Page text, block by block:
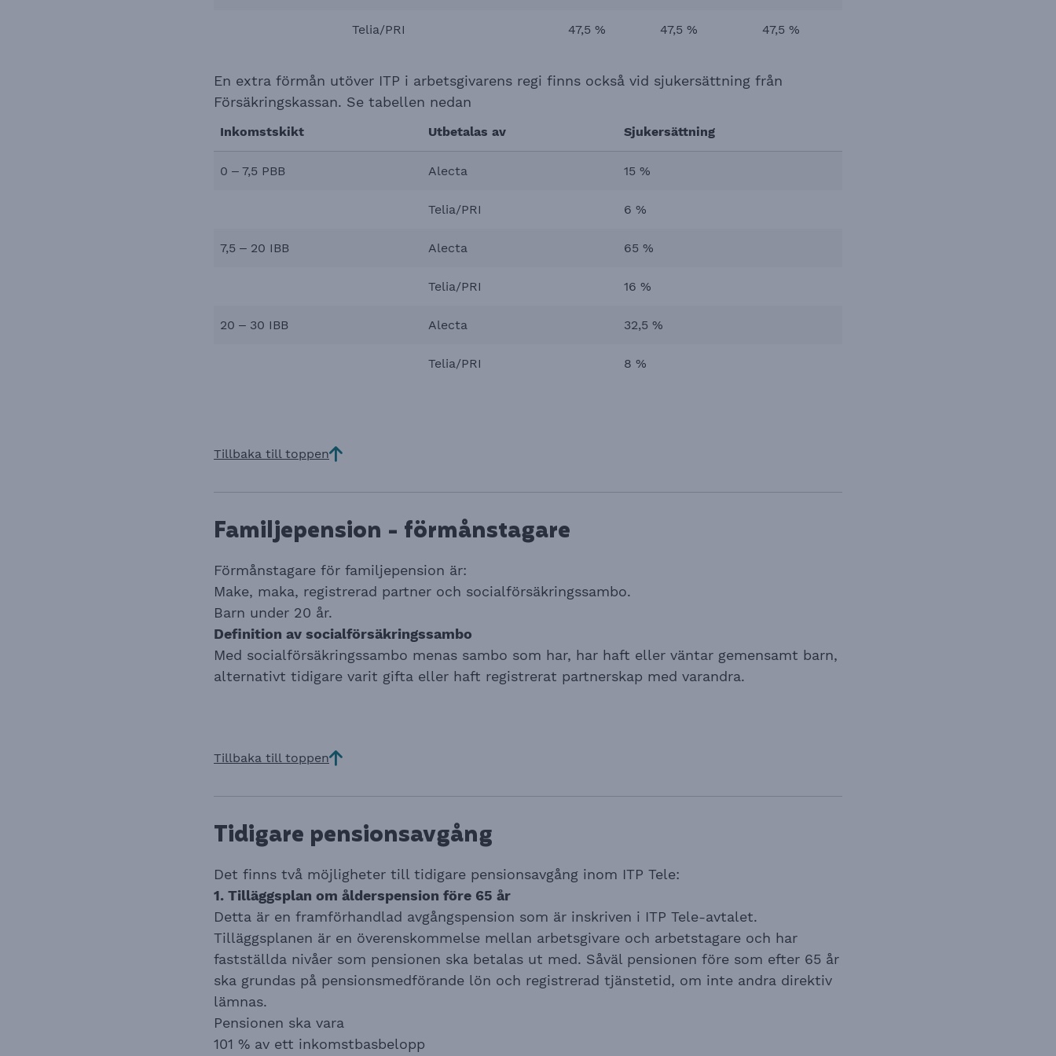
Telia/PRI 47,5 % 47,5 % 47,5 %
En extra förmån utöver ITP i arbetsgivarens regi finns också vid sjukersättning från
Försäkringskassan. Se tabellen nedan
Inkomstskikt Utbetalas av Sjukersättning
0 – 7,5 PBB Alecta 15 %
Telia/PRI 6 %
7,5 – 20 IBB Alecta 65 %
Telia/PRI 16 %
20 – 30 IBB Alecta 32,5 %
Telia/PRI 8 %
Tillbaka till toppen
Familjepension - förmånstagare
Förmånstagare för familjepension är:
Make, maka, registrerad partner och socialförsäkringssambo.
Barn under 20 år.
Definition av socialförsäkringssambo
Med socialförsäkringssambo menas sambo som har, har haft eller väntar gemensamt barn,
alternativt tidigare varit gifta eller haft registrerat partnerskap med varandra.
Tillbaka till toppen
Tidigare pensionsavgång
Det finns två möjligheter till tidigare pensionsavgång inom ITP Tele:
1. Tilläggsplan om ålderspension före 65 år
Detta är en framförhandlad avgångspension som är inskriven i ITP Tele-avtalet.
Tilläggsplanen är en överenskommelse mellan arbetsgivare och arbetstagare och har
fastställda nivåer som pensionen ska betalas ut med. Såväl pensionen före som efter 65 år
ska grundas på pensionsmedförande lön och registrerad tjänstetid, om inte andra direktiv
lämnas.
Pensionen ska vara
101 % av ett inkomstbasbelopp